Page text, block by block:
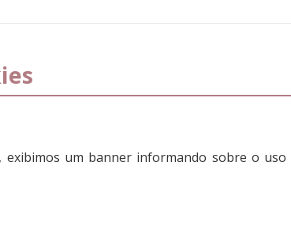
um banner informando sobre o